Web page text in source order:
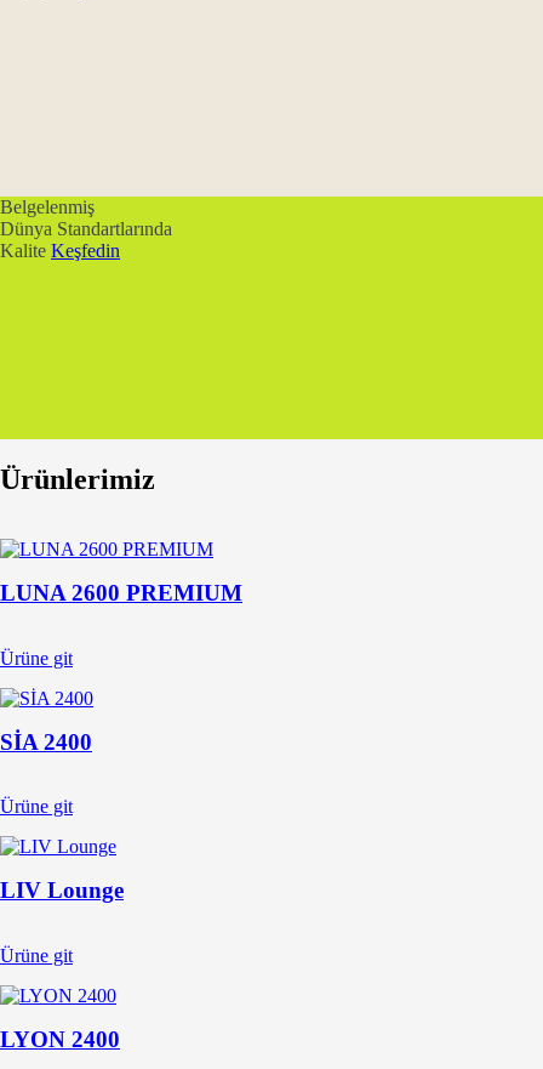
Belgelenmiş
Dünya Standartlarında
Kalite Keşfedin
Ürünlerimiz
LUNA 2600 PREMIUM
Ürüne git
SİA 2400
Ürüne git
LIV Lounge
Ürüne git
LYON 2400